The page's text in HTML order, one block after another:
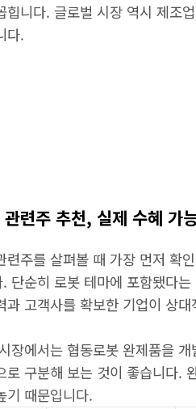
힙니다. 글로벌 시장 역시 제조
다.
련주 추천, 실제 수혜 가
련주를 살펴볼 때 가장 먼저 확
. 단순히 로봇 테마에 포함됐다
과 고객사를 확보한 기업이 상
장에서는 협동로봇 완제품을
로 구분해 보는 것이 좋습니다.
기 때문입니다.